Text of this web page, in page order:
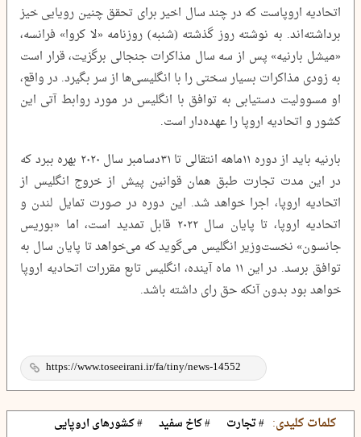
اتحادیه اروپاست که در چند سال اخیر برای تحقق چنین رویایی خیز
برداشته‌اند. به نوشته روز گذشته (شنبه) روزنامه «لا کروا» فرانسه،
«میشل بارنیه» پس از سه سال مذاکرات جنجالی برگزیت، قرار است
به زودی مذاکرات بسیار سختی را با انگلیسی‌ها از سر بگیرد. در واقع،
او مسوولیت دستیابی به توافق با انگلیس در مورد روابط آتی این
کشور و اتحادیه اروپا را عهده‌دار است.
بارنیه باید از دوره ۱۱ماهه انتقالی تا ۳۱دسامبر سال ۲۰۲۰ بهره ببرد که
در این مدت تجارت طبق همان قوانین پیش از خروج انگلیس از
اتحادیه اروپا، اجرا خواهد شد. این دوره در صورت تمایل لندن و
اتحادیه اروپا، تا پایان سال ۲۰۲۲ قابل تمدید است، اما «بوریس
جانسون» نخست‌وزیر انگلیس می‌گوید که می‌خواهد تا پایان سال به
توافق برسد. در این ۱۱ ماه آینده، انگلیس تابع مقررات اتحادیه اروپا
خواهد بود بدون آنکه حق رای داشته باشد.
کلمات کلیدی: # تجارت # کاخ سفید
# کشورهای اروپایی